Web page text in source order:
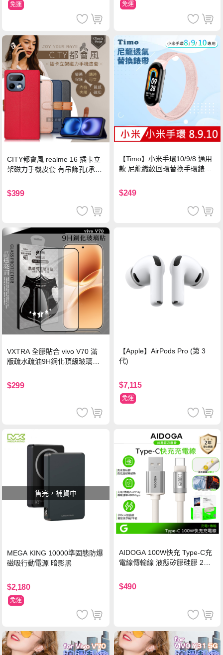
免運 免運
CITY都會風 realme 16 插卡立
架磁力手機皮套 有吊飾孔(承諾
$399
【Timo】小米手環10/9/8 通用
款 尼龍織紋回環替換手環錶帶-
$249
VXTRA 全膠貼合 vivo V70 滿
版疏水疏油9H鋼化頂級玻璃貼
$299
【Apple】AirPods Pro (第 3
代)
$7,115
免運
售完，補貨中
MEGA KING 10000準固態防爆
磁吸行動電源 暗影黑
$2,180
免運
AIDOGA 100W快充 Type-C充
電線傳輸線 液態矽膠硅膠 2M
$490